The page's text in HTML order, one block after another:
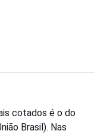
cotados é o do
Brasil). Nas